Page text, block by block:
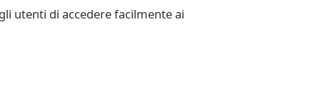
utenti di accedere facilmente ai